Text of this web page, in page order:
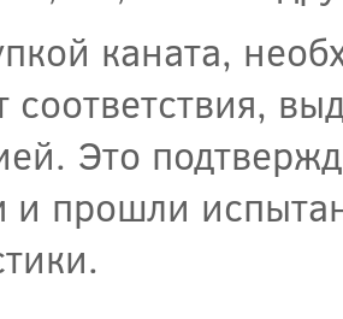
каната,
соответствия,
Это
и прошли